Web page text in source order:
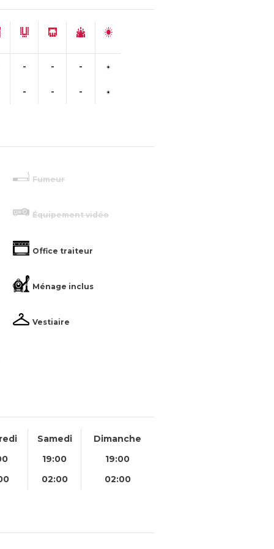
- - -
- - -
Fumeur
Équipement vidéo
Office traiteur
Ménage inclus
Vestiaire
Samedi
Dimanche
19:00
19:00
02:00 02:00